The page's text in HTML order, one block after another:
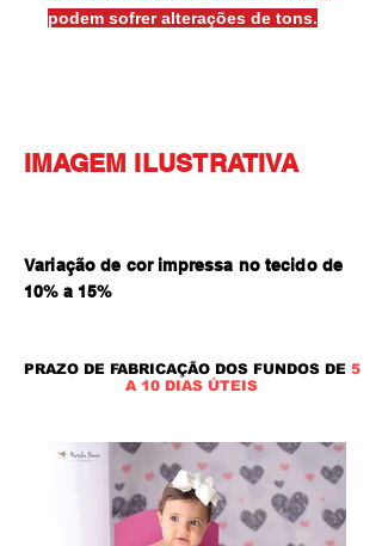
podem sofrer alterações de tons.
IMAGEM ILUSTRATIVA
Variação de cor impressa no tecido de
10% a 15%
PRAZO DE FABRICAÇÃO DOS FUNDOS DE 5
A 10 DIAS ÚTEIS